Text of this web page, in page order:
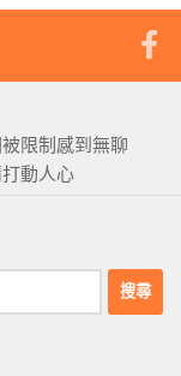
限制感到無聊
動人心